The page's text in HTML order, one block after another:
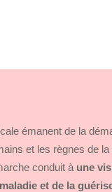
émanent de la
et les règnes de la
conduit à une
et de la